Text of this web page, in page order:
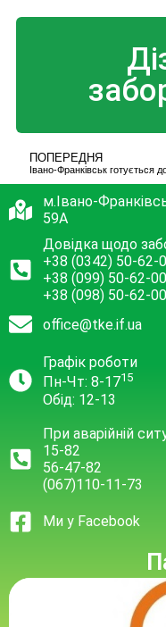
ПОПЕРЕДНЯ
м.Івано-
59А
Довідка щодо
+38 (0342) 50-62-
+38 (099) 50-62-
+38 (098) 50-62-
office@tke.if.ua
Графік роботи
Пн-Чт: 8-1715
Обід: 12-13
При аварійній
15-82
56-47-82
(067)110-11-73
Ми у Facebook